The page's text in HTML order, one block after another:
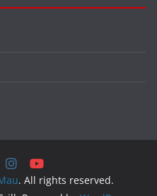
. All rights reserved.